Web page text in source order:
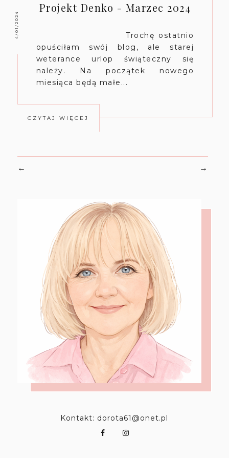
4/01/2024
Projekt Denko - Marzec 2024
Trochę ostatnio
opuściłam swój blog, ale starej
weterance urlop świąteczny się
należy. Na początek nowego
miesiąca będą małe...
CZYTAJ WIĘCEJ
← →
Kontakt: dorota61@onet.pl